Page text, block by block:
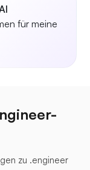
für meine
zu .engineer